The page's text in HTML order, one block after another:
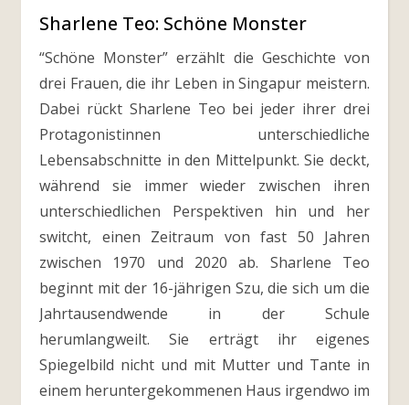
Sharlene Teo: Schöne Monster
“Schöne Monster” erzählt die Geschichte von
drei Frauen, die ihr Leben in Singapur meistern.
Dabei rückt Sharlene Teo bei jeder ihrer drei
Protagonistinnen unterschiedliche
Lebensabschnitte in den Mittelpunkt. Sie deckt,
während sie immer wieder zwischen ihren
unterschiedlichen Perspektiven hin und her
switcht, einen Zeitraum von fast 50 Jahren
zwischen 1970 und 2020 ab. Sharlene Teo
beginnt mit der 16-jährigen Szu, die sich um die
Jahrtausendwende in der Schule
herumlangweilt. Sie erträgt ihr eigenes
Spiegelbild nicht und mit Mutter und Tante in
einem heruntergekommenen Haus irgendwo im